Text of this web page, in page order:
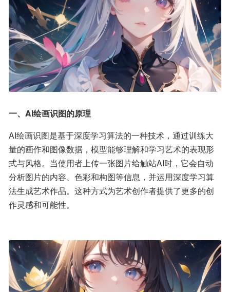
一、AI绘画识图的原理
AI绘画识图是基于深度学习算法的一种技术，通过训练大
量的画作和图像数据，模型能够理解和学习艺术的表现形
式与风格。当使用者上传一张图片给触站AI时，它会自动
分析图片的内容、色彩和构图等信息，并运用深度学习算
法生成艺术作品。这种方式为艺术创作者提供了更多的创
作灵感和可能性。